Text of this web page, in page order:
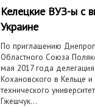
Келецкие ВУЗ-ы с
Украине
По приглашению
Областного Союза
мая 2017 года делегация
Кохановского в Кельце
технического
Гжешчук…